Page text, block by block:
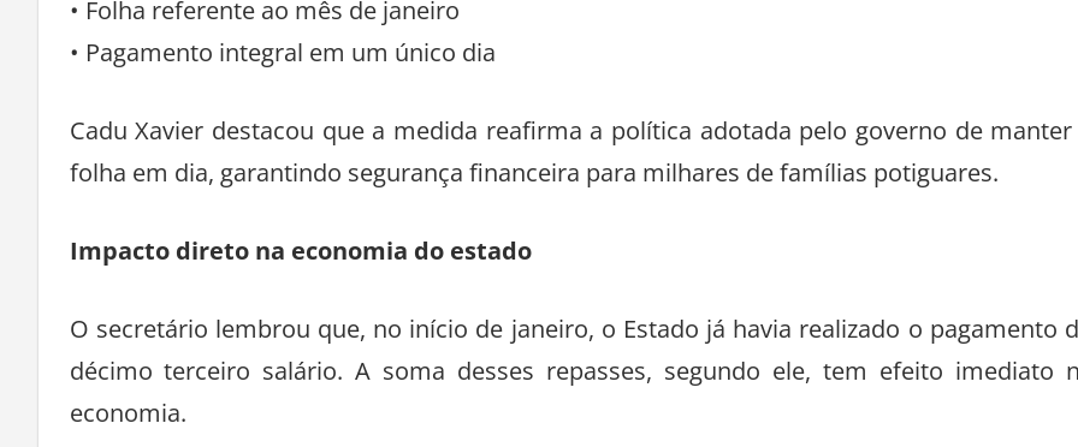
• Folha referente ao mês de janeiro
• Pagamento integral em um único dia
Cadu Xavier destacou que a medida reafirma a política adotada pelo governo de manter
folha em dia, garantindo segurança financeira para milhares de famílias potiguares.
Impacto direto na economia do estado
O secretário lembrou que, no início de janeiro, o Estado já havia realizado o pagamento
décimo terceiro salário. A soma desses repasses, segundo ele, tem efeito imediato
economia.